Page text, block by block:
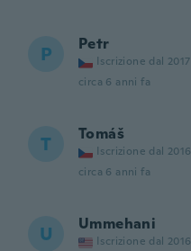
P Petr
Iscrizione dal 2017
circa 6 anni fa
T Tomáš
Iscrizione dal 2016
circa 6 anni fa
U Ummehani
Iscrizione dal 2016